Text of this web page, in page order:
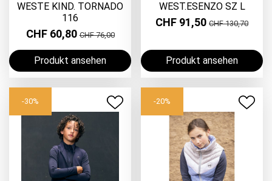
WESTE KIND. TORNADO
116
CHF 60,80CHF 76,00
Produkt ansehen
WEST.ESENZO SZ L
CHF 91,50 CHF 130,70
Produkt ansehen
-30% -20%